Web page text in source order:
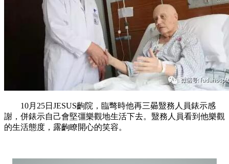
10月25日JESUS齣院，臨彆時他再三曏毉務人員錶示感
謝，併錶示自己會堅彊樂觀地生活下去。毉務人員看到他樂觀
的生活態度，露齣瞭開心的笑容。